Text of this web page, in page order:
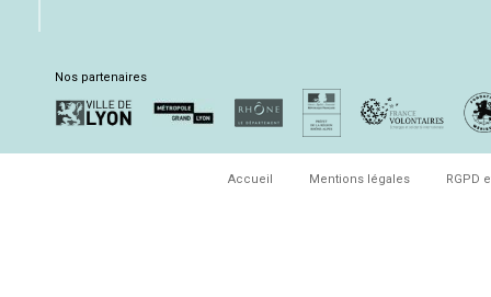
Nos partenaires
Accueil Mentions légales RGPD